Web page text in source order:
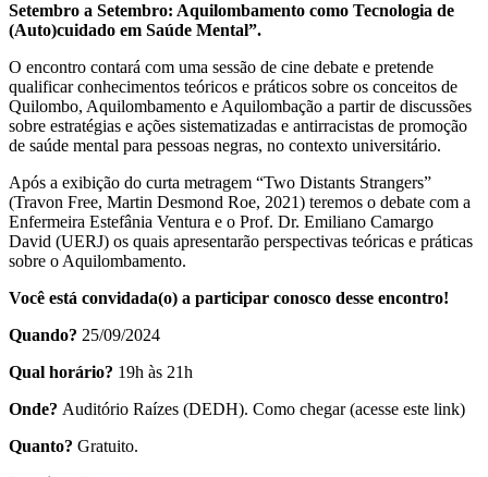
Setembro a Setembro: Aquilombamento como Tecnologia de
(Auto)cuidado em Saúde Mental”.
O encontro contará com uma sessão de cine debate e pretende
qualificar conhecimentos teóricos e práticos sobre os conceitos de
Quilombo, Aquilombamento e Aquilombação a partir de discussões
sobre estratégias e ações sistematizadas e antirracistas de promoção
de saúde mental para pessoas negras, no contexto universitário.
Após a exibição do curta metragem “Two Distants Strangers”
(Travon Free, Martin Desmond Roe, 2021) teremos o debate com a
Enfermeira Estefânia Ventura e o Prof. Dr. Emiliano Camargo
David (UERJ) os quais apresentarão perspectivas teóricas e práticas
sobre o Aquilombamento.
Você está convidada(o) a participar conosco desse encontro!
Quando? 25/09/2024
Qual horário? 19h às 21h
Onde? Auditório Raízes (DEDH). Como chegar (acesse este link)
Quanto? Gratuito.